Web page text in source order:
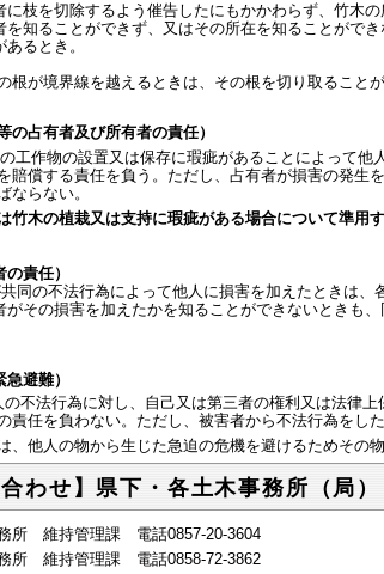
に枝を切除するよう催告したにもかかわらず、竹木
を知ることができず、又はその所在を知ることができ
るとき。
根が境界線を越えるときは、その根を切り取ることが
の占有者及び所有者の責任）
工作物の設置又は保存に瑕疵があることによって
賠償する責任を負う。ただし、占有者が損害の発生
ならない。
木の植栽又は支持に瑕疵がある場合について準用す
の責任）
同の不法行為によって他人に損害を加えたときは
その損害を加えたかを知ることができないときも、
急避難）
不法行為に対し、自己又は第三者の権利又は法律
責任を負わない。ただし、被害者から不法行為をし
、他人の物から生じた急迫の危機を避けるためその
合わせ】県下・各土木事務所（局）
務所 維持管理課 電話0857-20-3604
務所 維持管理課 電話0858-72-3862